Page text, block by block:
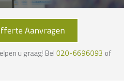
Aanvragen
u graag! Bel020-6696093 of